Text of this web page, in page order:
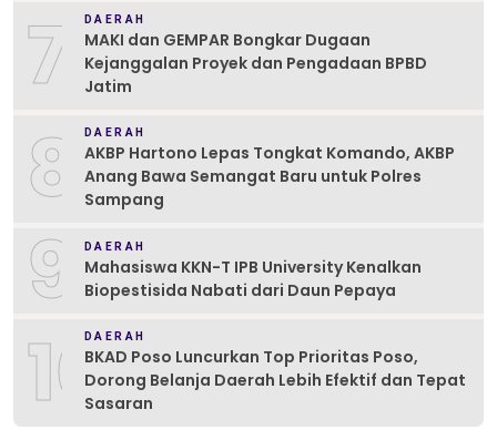
7 DAERAH
MAKI dan GEMPAR Bongkar Dugaan
Kejanggalan Proyek dan Pengadaan BPBD
Jatim
8 DAERAH
AKBP Hartono Lepas Tongkat Komando, AKBP
Anang Bawa Semangat Baru untuk Polres
Sampang
9 DAERAH
Mahasiswa KKN-T IPB University Kenalkan
Biopestisida Nabati dari Daun Pepaya
10DAERAH
BKAD Poso Luncurkan Top Prioritas Poso,
Dorong Belanja Daerah Lebih Efektif dan Tepat
Sasaran